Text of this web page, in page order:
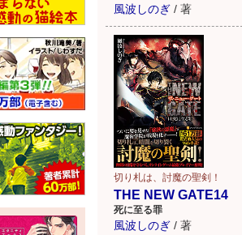
風波しのぎ / 著
切り札は、討魔の聖剣！
THE NEW GATE14
死に至る罪
風波しのぎ / 著